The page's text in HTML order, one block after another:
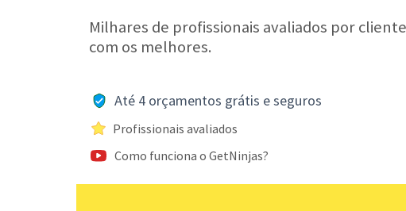
Milhares de profissionais avaliados por
com os melhores.
Até 4 orçamentos grátis e seguros
Profissionais avaliados
Como funciona o GetNinjas?